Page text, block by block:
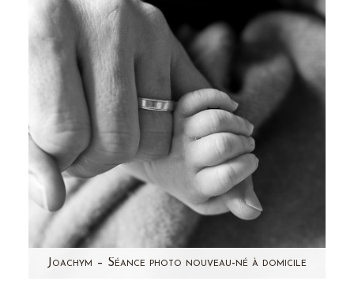
cliquez sur…
Joachym – Séance photo nouveau-né à domicile